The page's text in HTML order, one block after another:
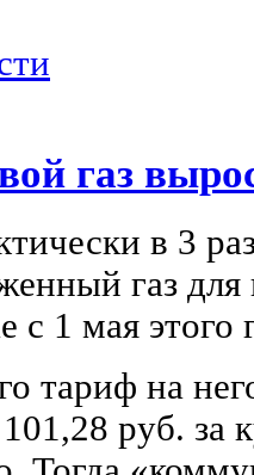
газ
в 3
газ для
с 1 мая этого
тариф на
руб. за